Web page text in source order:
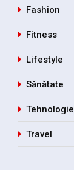
Fashion
Fitness
Lifestyle
Sănătate
Tehnologie
Travel